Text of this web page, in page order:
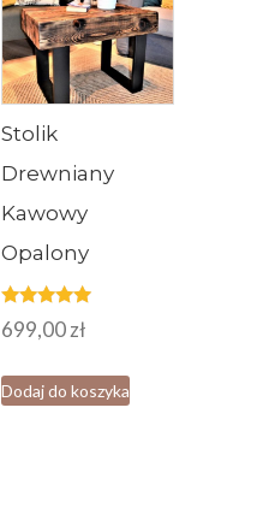
Stolik
Drewniany
Kawowy
Opalony
Oceniono
5.00
699,00zł
Dodaj do koszyka